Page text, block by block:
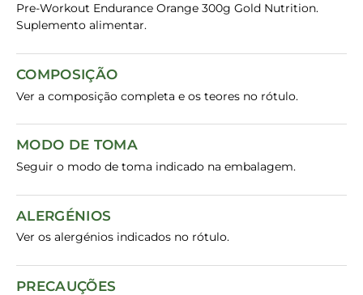
Pre-Workout Endurance Orange 300g Gold Nutrition.
Suplemento alimentar.
COMPOSIÇÃO
Ver a composição completa e os teores no rótulo.
MODO DE TOMA
Seguir o modo de toma indicado na embalagem.
ALERGÉNIOS
Ver os alergénios indicados no rótulo.
PRECAUÇÕES